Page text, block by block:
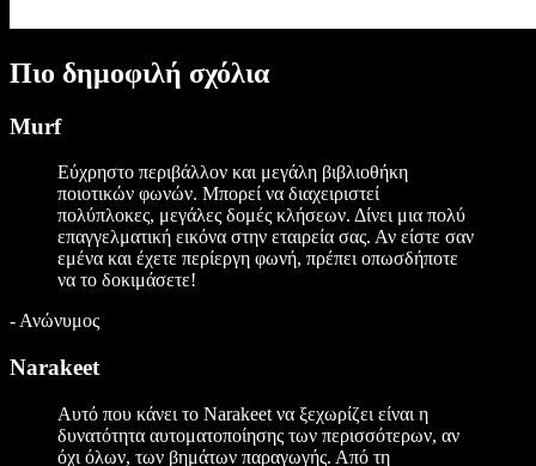
Πιο δημοφιλή σχόλια
Murf
Εύχρηστο περιβάλλον και μεγάλη βιβλιοθήκη
ποιοτικών φωνών. Μπορεί να διαχειριστεί
πολύπλοκες, μεγάλες δομές κλήσεων. Δίνει μια πολύ
επαγγελματική εικόνα στην εταιρεία σας. Αν είστε σαν
εμένα και έχετε περίεργη φωνή, πρέπει οπωσδήποτε
να το δοκιμάσετε!
- Ανώνυμος
Narakeet
Αυτό που κάνει το Narakeet να ξεχωρίζει είναι η
δυνατότητα αυτοματοποίησης των περισσότερων, αν
όχι όλων, των βημάτων παραγωγής. Από τη